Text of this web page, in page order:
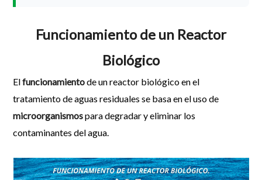
Funcionamiento de un Reactor
Biológico
Elfuncionamientode un reactor biológico en el
tratamiento de aguas residuales se basa en el uso de
microorganismospara degradar y eliminar los
contaminantes del agua.